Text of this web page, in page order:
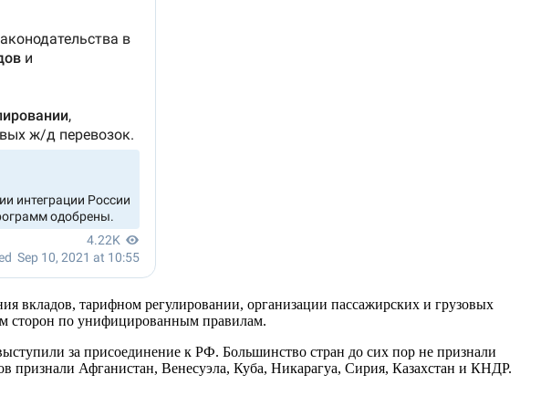
вкладов, тарифном регулировании, организации пассажирских и грузовых
сторон по унифицированным правилам.
за присоединение к РФ. Большинство стран до сих пор не признали
Афганистан, Венесуэла, Куба, Никарагуа, Сирия, Казахстан и КНДР.